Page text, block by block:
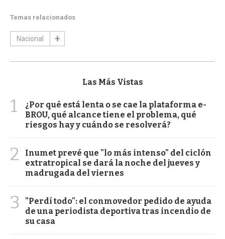
Temas relacionados
Nacional
Las Más Vistas
1
¿Por qué está lenta o se cae la plataforma e-
BROU, qué alcance tiene el problema, qué
riesgos hay y cuándo se resolverá?
2
Inumet prevé que "lo más intenso" del ciclón
extratropical se dará la noche del jueves y
madrugada del viernes
3
"Perdí todo": el conmovedor pedido de ayuda
de una periodista deportiva tras incendio de
su casa